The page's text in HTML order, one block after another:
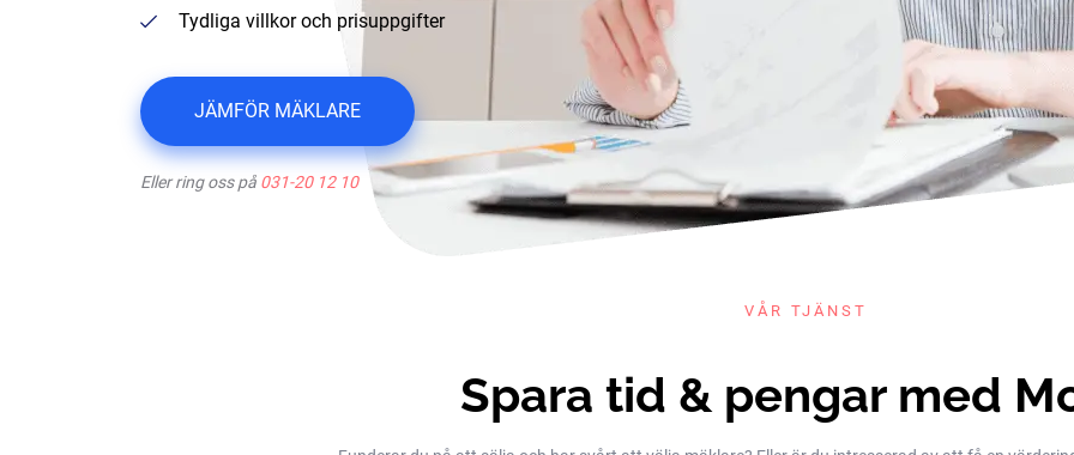
Tydliga villkor och prisuppgifter
JÄMFÖR MÄKLARE
Eller ring oss på 031-20 12 10
VÅR TJÄNST
Spara tid & pengar med